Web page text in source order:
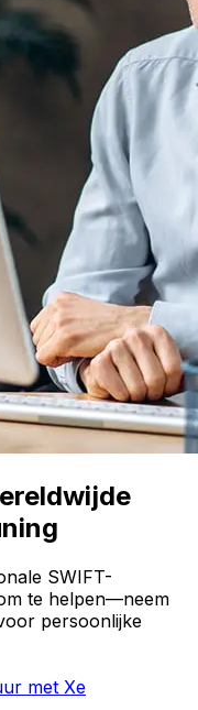
SWIFT-
te helpen—neem
persoonlijke
met Xe